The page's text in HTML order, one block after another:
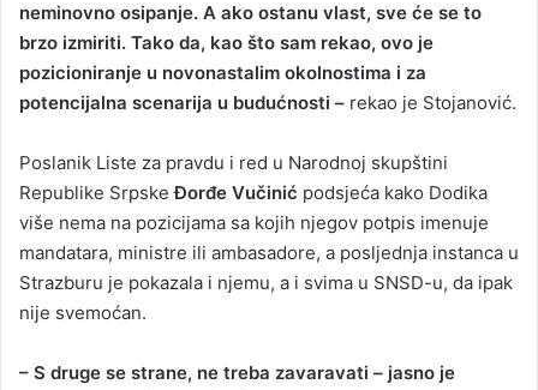
neminovno osipanje. A ako ostanu vlast, sve će se to
brzo izmiriti. Tako da, kao što sam rekao, ovo je
pozicioniranje u novonastalim okolnostima i za
potencijalna scenarija u budućnosti – rekao je Stojanović.
Poslanik Liste za pravdu i red u Narodnoj skupštini
Republike SrpskeĐorđe Vučinić podsjeća kako Dodika
više nema na pozicijama sa kojih njegov potpis imenuje
mandatara, ministre ili ambasadore, a posljednja instanca u
Strazburu je pokazala i njemu, a i svima u SNSD-u, da ipak
nije svemoćan.
– S druge se strane, ne treba zavaravati – jasno je